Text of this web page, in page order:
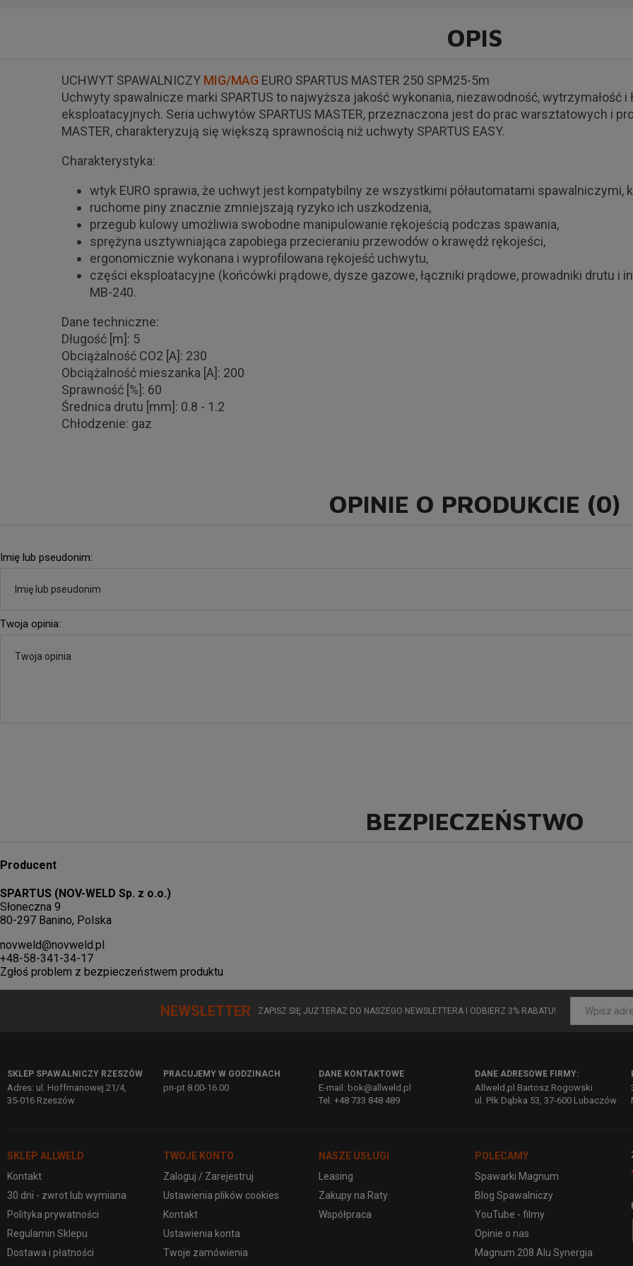
OPIS
UCHWYT SPAWALNICZY MIG/MAG EURO SPARTUS MASTER 250 SPM25-5m
Uchwyty spawalnicze marki SPARTUS to najwyższa jakość wykonania, niezawodność, wytrzymałość
eksploatacyjnych. Seria uchwytów SPARTUS MASTER, przeznaczona jest do prac warsztatowych i
MASTER, charakteryzują się większą sprawnością niż uchwyty SPARTUS EASY.
Charakterystyka:
wtyk EURO sprawia, że uchwyt jest kompatybilny ze wszystkimi półautomatami spawalniczymi,
ruchome piny znacznie zmniejszają ryzyko ich uszkodzenia,
przegub kulowy umożliwia swobodne manipulowanie rękojeścią podczas spawania,
sprężyna usztywniająca zapobiega przecieraniu przewodów o krawędź rękojeści,
ergonomicznie wykonana i wyprofilowana rękojeść uchwytu,
części eksploatacyjne (końcówki prądowe, dysze gazowe, łączniki prądowe, prowadniki drutu i
MB-240.
Dane techniczne:
Długość [m]: 5
Obciążalność CO2 [A]: 230
Obciążalność mieszanka [A]: 200
Sprawność [%]: 60
Średnica drutu [mm]: 0.8 - 1.2
Chłodzenie: gaz
OPINIE O PRODUKCIE (0)
Imię lub pseudonim:
Twoja opinia:
BEZPIECZEŃSTWO
Producent
SPARTUS (NOV-WELD Sp. z o.o.)
Słoneczna 9
80-297 Banino, Polska
novweld@novweld.pl
+48-58-341-34-17
Zgłoś problem z bezpieczeństwem produktu
NEWSLETTER ZAPISZ SIĘ JUŻ TERAZ DO NASZEGO NEWSLETTERA I ODBIERZ 3% RABATU!
SKLEP SPAWALNICZY RZESZÓW
Adres: ul. Hoffmanowej 21/4,
35-016 Rzeszów
PRACUJEMY W GODZINACH
pn-pt 8.00-16.00
DANE KONTAKTOWE
E-mail: bok@allweld.pl
Tel. +48 733 848 489
DANE ADRESOWE FIRMY:
Allweld.pl Bartosz Rogowski
ul. Płk Dąbka 53, 37-600 Lubaczów
SKLEP ALLWELD
Kontakt
30 dni - zwrot lub wymiana
Polityka prywatności
Regulamin Sklepu
Dostawa i płatności
TWOJE KONTO
Zaloguj / Zarejestruj
Ustawienia plików cookies
Kontakt
Ustawienia konta
Twoje zamówienia
NASZE USŁUGI
Leasing
Zakupy na Raty
Współpraca
POLECAMY
Spawarki Magnum
Blog Spawalniczy
YouTube - filmy
Opinie o nas
Magnum 208 Alu Synergia